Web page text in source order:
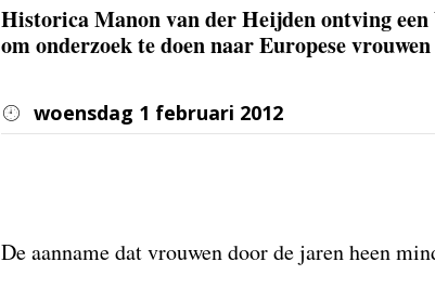
Historica Manon van der Heijden ontving
om onderzoek te doen naar Europese
woensdag 1 februari 2012
De aanname dat vrouwen door de jaren heen